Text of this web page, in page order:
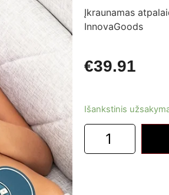
Įkraunamas
InnovaGoods
€39.91
Išankstinis